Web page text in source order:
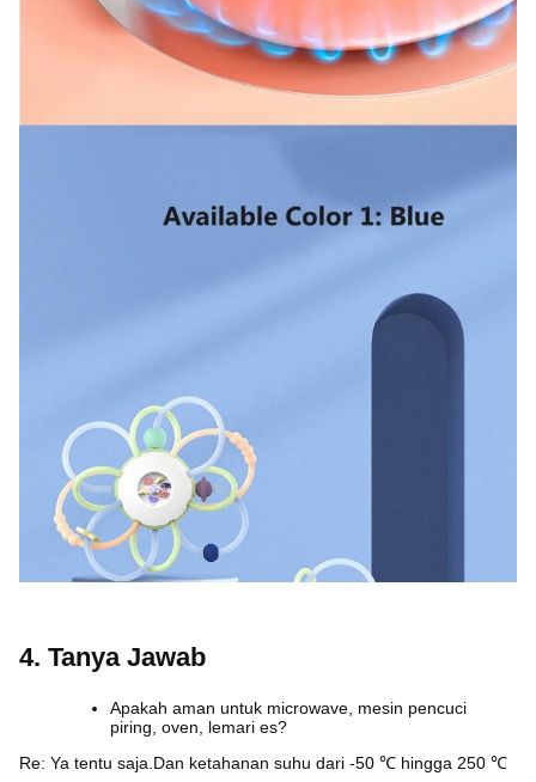
4. Tanya Jawab
Apakah aman untuk microwave, mesin pencuci
piring, oven, lemari es?
Re: Ya tentu saja.Dan ketahanan suhu dari -50 ℃ hingga 250 ℃